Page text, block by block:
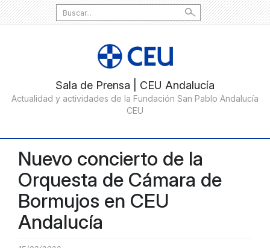
Search
for:
Nuevo concierto de la
Orquesta de Cámara de
Bormujos en CEU
Andalucía